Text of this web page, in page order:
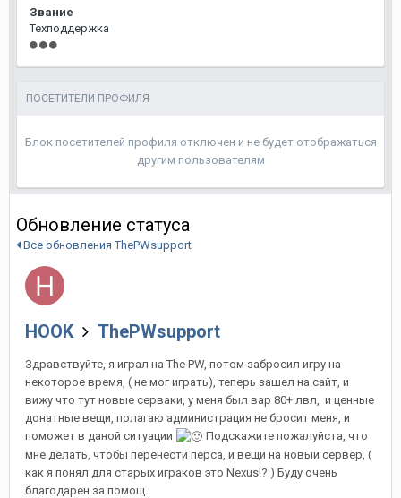
Звание
Техподдержка
ПОСЕТИТЕЛИ ПРОФИЛЯ
Блок посетителей профиля отключен и не будет отображаться
другим пользователям
Обновление статуса
Все обновления ThePWsupport
HOOK ThePWsupport
Здравствуйте, я играл на The PW, потом забросил игру на
некоторое время, ( не мог играть), теперь зашел на сайт, и
вижу что тут новые серваки, у меня был вар 80+ лвл, и ценные
донатные вещи, полагаю администрация не бросит меня, и
поможет в даной ситуации
Подскажите пожалуйста, что
мне делать, чтобы перенести перса, и вещи на новый сервер, (
как я понял для старых играков это Nexus!? ) Буду очень
благодарен за помощ.